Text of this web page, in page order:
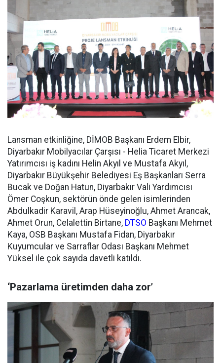
Lansman etkinliğine, DİMOB Başkanı Erdem Elbir,
Diyarbakır Mobilyacılar Çarşısı - Helia Ticaret Merkezi
Yatırımcısı iş kadını Helin Akyıl ve Mustafa Akyıl,
Diyarbakır Büyükşehir Belediyesi Eş Başkanları Serra
Bucak ve Doğan Hatun, Diyarbakır Vali Yardımcısı
Ömer Coşkun, sektörün önde gelen isimlerinden
Abdulkadir Karavil, Arap Hüseyinoğlu, Ahmet Arancak,
Ahmet Orun, Celalettin Birtane, DTSO Başkanı Mehmet
Kaya, OSB Başkanı Mustafa Fidan, Diyarbakır
Kuyumcular ve Sarraflar Odası Başkanı Mehmet
Yüksel ile çok sayıda davetli katıldı.
‘Pazarlama üretimden daha zor’